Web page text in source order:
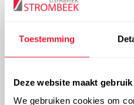
Toestemming
Deze website maakt
We gebruiken cookies om
ook het geval is. Indien wij,
op te nemen, zodat het zo
worden of eventueel voorzien
bronvermelding.